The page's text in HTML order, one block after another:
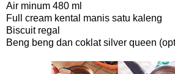
Air minum 480 ml
Full cream kental manis satu kaleng
Biscuit regal
Beng beng dan coklat silver queen